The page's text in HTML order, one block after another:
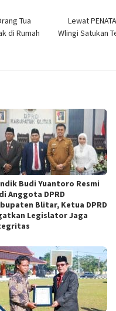
Tua
di Rumah
Lewat
Wlingi Satukan
Budi Yuantoro Resmi
Anggota DPRD
Blitar, Ketua DPRD
Legislator Jaga